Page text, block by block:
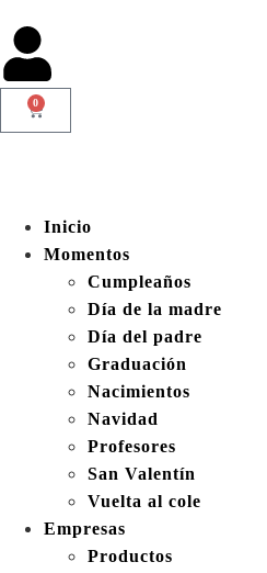
0
Inicio
Momentos
Cumpleaños
Día de la madre
Día del padre
Graduación
Nacimientos
Navidad
Profesores
San Valentín
Vuelta al cole
Empresas
Productos